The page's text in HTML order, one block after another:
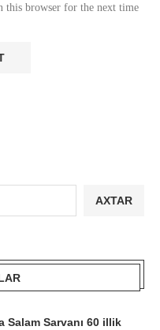
this browser for the next time
AXTAR
Salam Sarvanı 60 illik